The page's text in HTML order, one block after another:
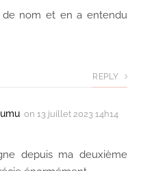
de nom et en a entendu
REPLY
on 13 juillet 2023 14h14
depuis ma deuxième